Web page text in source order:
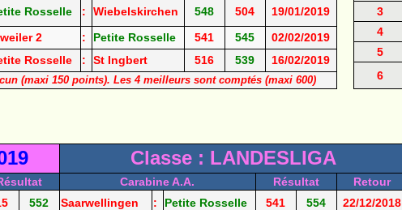
3
4
5
6
Rosselle : Wiebelskirchen 548 504
19/01/2019
2 : Petite Rosselle 541 545
02/02/2019
Rosselle : St Ingbert 516 539 16/02/2019
(maxi 150 points). Les 4 meilleurs sont comptés (maxi 600)
Classe : LANDESLIGA
Carabine A.A. Résultat
Retour
552 Saarwellingen : Petite Rosselle 541 554
22/12/2018